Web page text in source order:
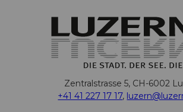
Zentralstrasse 5, CH-6002
+41 41 227 17 17,